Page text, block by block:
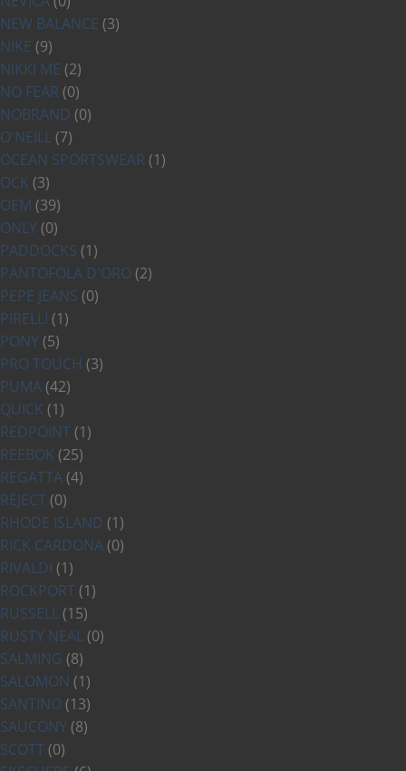
NEW BALANCE (3)
NIKE (9)
NIKKI ME (2)
NO FEAR (0)
NOBRAND (0)
O'NEILL (7)
OCEAN SPORTSWEAR (1)
OCK (3)
OEM (39)
ONLY (0)
PADDOCKS (1)
PANTOFOLA D'ORO (2)
PEPE JEANS (0)
PIRELLI (1)
PONY (5)
PRO TOUCH (3)
PUMA (42)
QUICK (1)
REDPOINT (1)
REEBOK (25)
REGATTA (4)
REJECT (0)
RHODE ISLAND (1)
RICK CARDONA (0)
RIVALDI (1)
ROCKPORT (1)
RUSSELL (15)
RUSTY NEAL (0)
SALMING (8)
SALOMON (1)
SANTINO (13)
SAUCONY (8)
SCOTT (0)